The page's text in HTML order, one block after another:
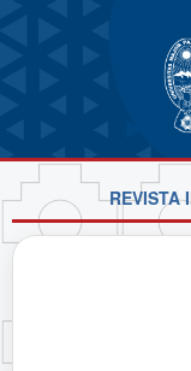
REVISTA